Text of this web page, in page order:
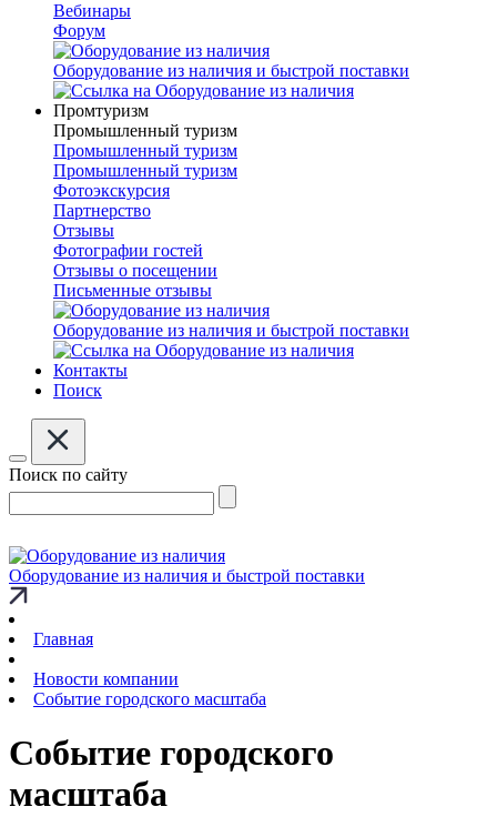
Вебинары
Форум
Оборудование из наличия и быстрой поставки
Промтуризм
Промышленный туризм
Промышленный туризм
Промышленный туризм
Фотоэкскурсия
Партнерство
Отзывы
Фотографии гостей
Отзывы о посещении
Письменные отзывы
Оборудование из наличия и быстрой поставки
Контакты
Поиск
Поиск по сайту
Оборудование из наличия и быстрой поставки
Главная
Новости компании
Событие городского масштаба
Событие городского
масштаба